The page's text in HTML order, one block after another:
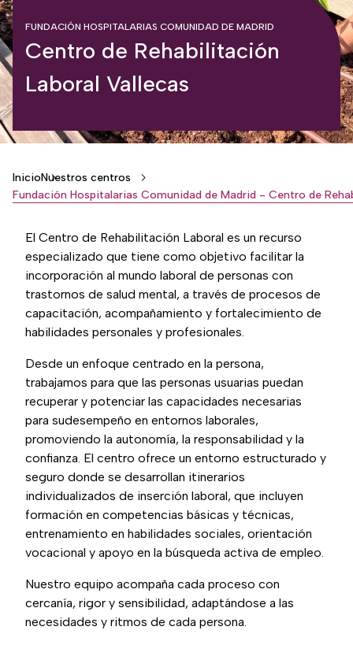
FUNDACIÓN HOSPITALARIAS COMUNIDAD DE MADRID
Centro de Rehabilitación
Laboral Vallecas
Breadcrumb
InicioNuestros centros
El Centro de Rehabilitación Laboral es un recurso
especializado que tiene como objetivo facilitar la
incorporación al mundo laboral de personas con
trastornos de salud mental, a través de procesos de
capacitación, acompañamiento y fortalecimiento de
habilidades personales y profesionales.
Desde un enfoque centrado en la persona,
trabajamos para que las personas usuarias puedan
recuperar y potenciar las capacidades necesarias
para sudesempeño en entornos laborales,
promoviendo la autonomía, la responsabilidad y la
confianza. El centro ofrece un entorno estructurado y
seguro donde se desarrollan itinerarios
individualizados de inserción laboral, que incluyen
formación en competencias básicas y técnicas,
entrenamiento en habilidades sociales, orientación
vocacional y apoyo en la búsqueda activa de empleo.
Nuestro equipo acompaña cada proceso con
cercanía, rigor y sensibilidad, adaptándose a las
necesidades y ritmos de cada persona.